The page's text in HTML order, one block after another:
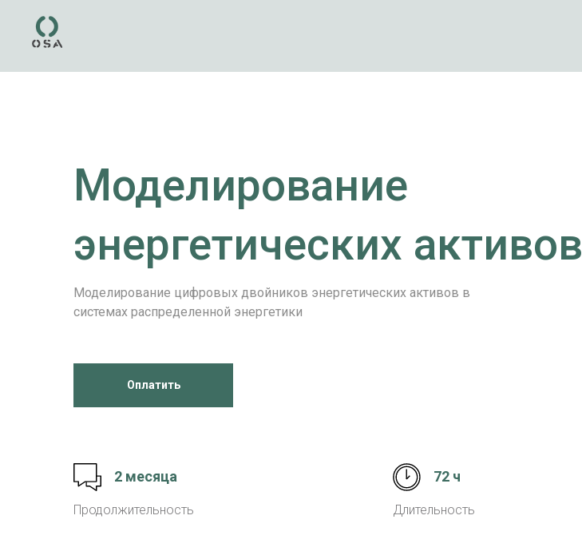
Моделирование
энергетических активов
Моделирование цифровых двойников энергетических активов в
системах распределенной энергетики
Оплатить
2 месяца
Продолжительность
72 ч
Длительность